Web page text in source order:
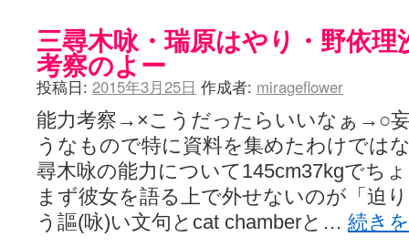
What You Mean ? - 咲-Saki- / 第2回清澄エリア聖地巡礼ツアーレポート
左を向いて » 咲-saki- / 【シノハユ】第26話「一別以来」/咲日和・阿
primary colors / 久誕イエ～～～～～～イ！！！！！！
乱れ雪月花 - 咲-Saki- / ブログ終了のお知らせ：今までありがとうござ
YUKARI / 【宥菫】 ＳＳ更新とお知らせ 【松実宥誕記念ＳＳ】
アルカ茄子 / 戒能物怪録 キングとはいったい誰なのか？
竹ブログ - 咲-Saki- / 【咲-Saki-】ゲームが待ち遠しい件 (05:44)
SSSSS(-saki-しゃーぷしゅーとしょーとすとーりー) - 咲-saki- / 豊
せのたけくらべ - 咲-Saki- / 咲さんのやり方で就活をやってみよう
咏-Uta-ブログ編 - 咲-Saki- / 黄色い封筒が届いた(・∀・) (12:30)
チャウチャウちゃうんちゃうん - 咲-Saki- / 吉野の千本桜を見に行きま
気分次第。 - 咲-Saki- / シノハユ 第3巻 感想 (07:42)
あこしず日和！ - 咲-Saki- / 咲-Saki-阿知賀編Blu-rayBOX 購入 (01:00)
三尋木咏・瑞原はやり・野依
考察のよー
投稿日: 2015年3月25日 作成者: mirageflower
能力考察→×こうだったらいいなぁ→○
うなもので特に資料を集めたわけでは
尋木咏の能力について145cm37kgでち
まず彼女を語る上で外せないのが「迫
う謳(咏)い文句とcat chamberと… 続き